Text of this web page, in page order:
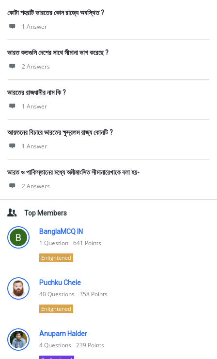
কোটা শহরটি ভারতের কোন রাজ্যে অবস্থিত ?
1 Answer
ভারত কতগুলি দেশের সাথে সীমানা ভাগ করেছে ?
2 Answers
ভারতের রাজধানীর নাম কি ?
1 Answer
আয়তনের বিচারে ভারতের ক্ষুদ্রতম রাজ্য কোনটি ?
1 Answer
ভারত ও পাকিস্তানের মধ্যে অমীমাংসিত সীমানারেখাকে বলা হয়-
2 Answers
Top Members
BanglaMCQ IN
1 Question 641 Points
Enlightened
Puchku Chele
40Questions 358 Points
Enlightened
Anupam Halder
4Questions 239 Points